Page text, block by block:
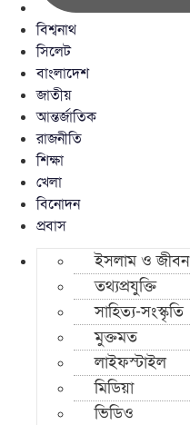
বিশ্বনাথ
সিলেট
বাংলাদেশ
জাতীয়
আন্তর্জাতিক
রাজনীতি
শিক্ষা
খেলা
বিনোদন
প্রবাস
ইসলাম ও জীবন
তথ্যপ্রযুক্তি
সাহিত্য-সংস্কৃতি
মুক্তমত
লাইফস্টাইল
মিডিয়া
ভিডিও